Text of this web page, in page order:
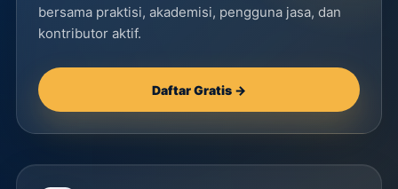
bersama praktisi, akademisi, pengguna jasa, dan
kontributor aktif.
Daftar Gratis →